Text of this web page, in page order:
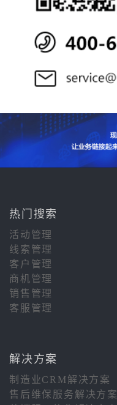
热门搜索
活动管理
线索管理
客户管理
商机管理
销售管理
客服管理
解决方案
制造业CRM解决方案
售后维保服务解决方案